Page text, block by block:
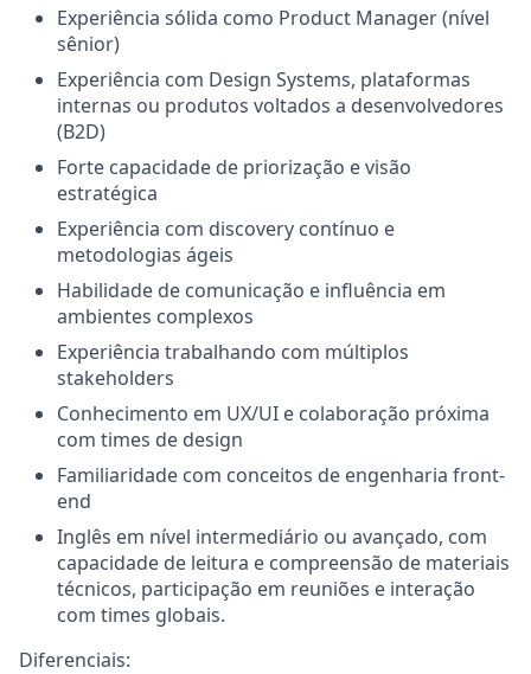
Experiência sólida como Product Manager (nível
sênior)
Experiência com Design Systems, plataformas
internas ou produtos voltados a desenvolvedores
(B2D)
Forte capacidade de priorização e visão
estratégica
Experiência com discovery contínuo e
metodologias ágeis
Habilidade de comunicação e influência em
ambientes complexos
Experiência trabalhando com múltiplos
stakeholders
Conhecimento em UX/UI e colaboração próxima
com times de design
Familiaridade com conceitos de engenharia front-
end
Inglês em nível intermediário ou avançado, com
capacidade de leitura e compreensão de materiais
técnicos, participação em reuniões e interação
com times globais.
Diferenciais: